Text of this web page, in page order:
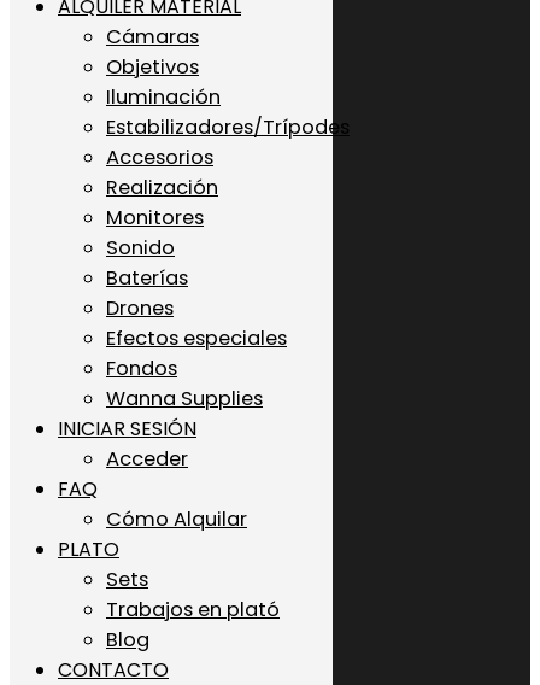
ALQUILER MATERIAL
Cámaras
Objetivos
Iluminación
Estabilizadores/Trípodes
Accesorios
Realización
Monitores
Sonido
Baterías
Drones
Efectos especiales
Fondos
Wanna Supplies
INICIAR SESIÓN
Acceder
FAQ
Cómo Alquilar
PLATO
Sets
Trabajos en plató
Blog
CONTACTO